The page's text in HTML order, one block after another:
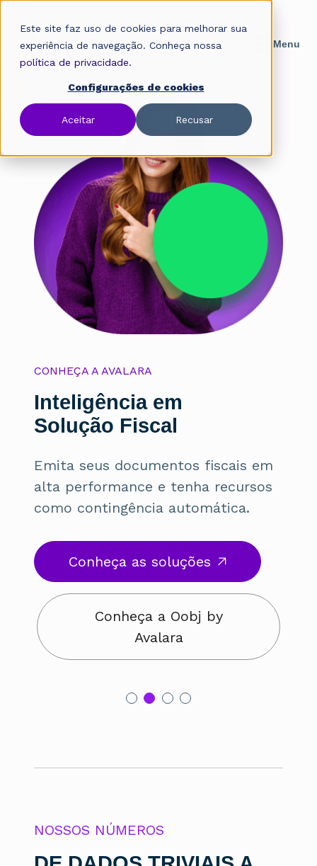
Este site faz uso de cookies para melhorar sua
experiência de navegação. Conheça nossa
política de privacidade.
Configurações de cookies
Aceitar Recusar
CONHEÇA A AVALARA
Inteligência em
Solução Fiscal
Emita seus documentos fiscais em
alta performance e tenha recursos
como contingência automática.
Conheça as soluções
Conheça a Oobj by
Avalara
NOSSOS NÚMEROS